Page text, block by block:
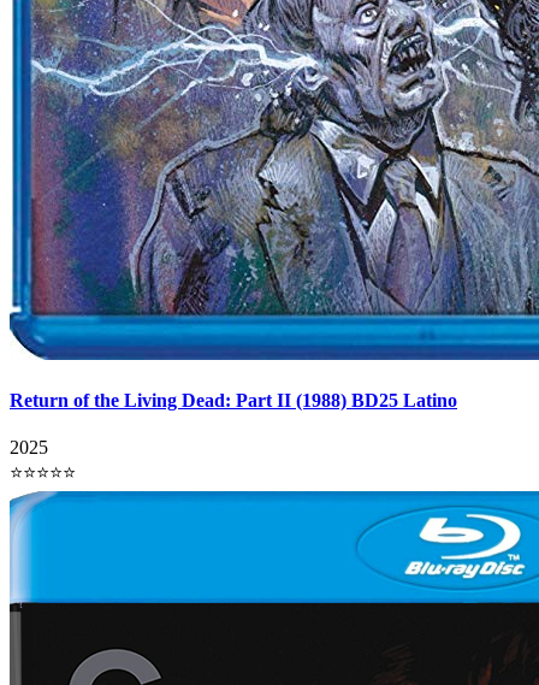
Return of the Living Dead: Part II (1988) BD25 Latino
2025
⭐⭐⭐⭐⭐